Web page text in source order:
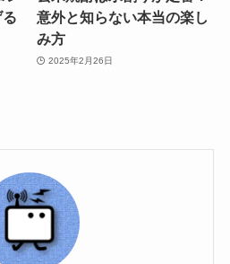
意外と知らない本当の楽し
み方
2025年2月26日